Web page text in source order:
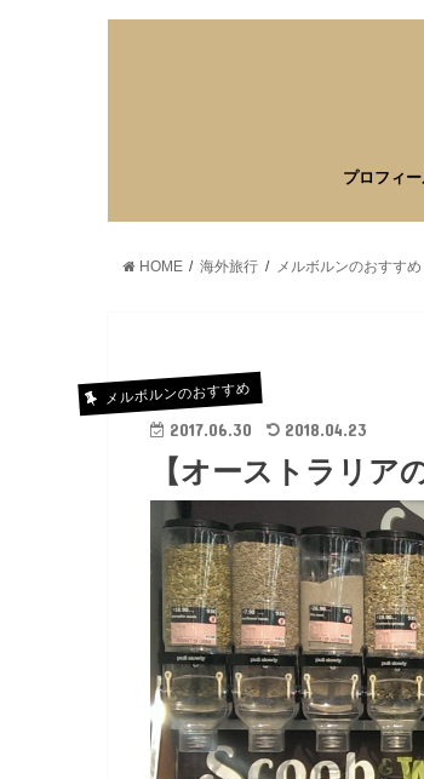
プロフィ
HOME 海外旅行 メルボルンのおすすめ
メルボルンのおすすめ
2017.06.30 2018.04.23
【オーストラリア